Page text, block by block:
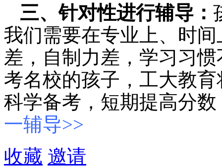
三、针对性进行辅导：
我们需要在专业上、时
差，自制力差，学习习
考名校的孩子，工大教
科学备考，短期提高分
一辅导>>
收藏 邀请